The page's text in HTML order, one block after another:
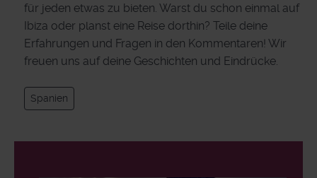
für jeden etwas zu bieten. Warst du schon einmal auf
Ibiza oder planst eine Reise dorthin? Teile deine
Erfahrungen und Fragen in den Kommentaren! Wir
freuen uns auf deine Geschichten und Eindrücke.
Spanien